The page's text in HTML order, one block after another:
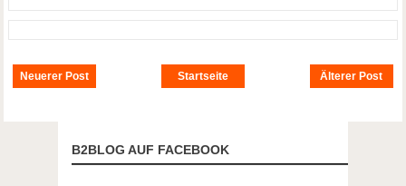
Neuerer Post Älterer Post
Startseite
B2BLOG AUF FACEBOOK